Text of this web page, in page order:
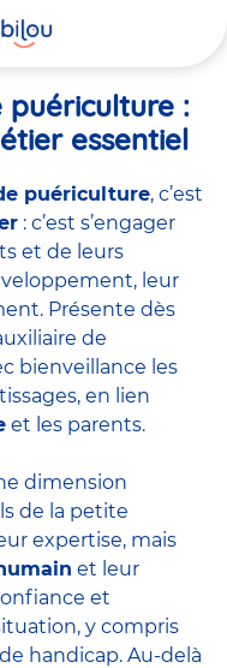
puériculture :
essentiel
puériculture, c’est
: c’est s’engager
et de leurs
leur
Présente dès
de
bienveillance les
en lien
et les parents.
dimension
de la petite
expertise, mais
et leur
et
y compris
handicap. Au-delà